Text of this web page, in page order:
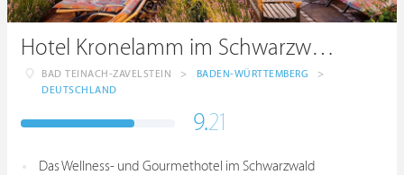
Hotel Kronelamm im Schwarzwald
BAD TEINACH-ZAVELSTEIN > BADEN-WÜRTTEMBERG
>
DEUTSCHLAND
9.21
Das Wellness- und Gourmethotel im Schwarzwald